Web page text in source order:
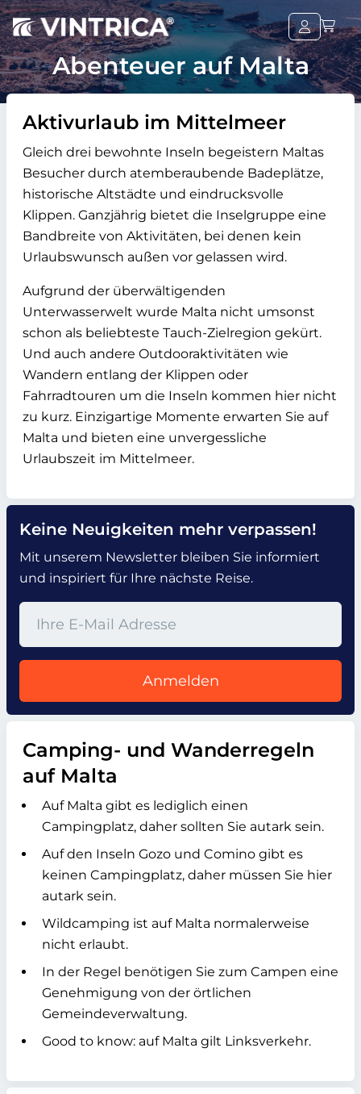
Abenteuer auf Malta
Aktivurlaub im Mittelmeer
Gleich drei bewohnte Inseln begeistern Maltas
Besucher durch atemberaubende Badeplätze,
historische Altstädte und eindrucksvolle
Klippen. Ganzjährig bietet die Inselgruppe eine
Bandbreite von Aktivitäten, bei denen kein
Urlaubswunsch außen vor gelassen wird.
Aufgrund der überwältigenden
Unterwasserwelt wurde Malta nicht umsonst
schon als beliebteste Tauch-Zielregion gekürt.
Und auch andere Outdooraktivitäten wie
Wandern entlang der Klippen oder
Fahrradtouren um die Inseln kommen hier nicht
zu kurz. Einzigartige Momente erwarten Sie auf
Malta und bieten eine unvergessliche
Urlaubszeit im Mittelmeer.
Keine Neuigkeiten mehr verpassen!
Mit unserem Newsletter bleiben Sie informiert
und inspiriert für Ihre nächste Reise.
Anmelden
Camping- und Wanderregeln
auf Malta
Auf Malta gibt es lediglich einen
Campingplatz, daher sollten Sie autark sein.
Auf den Inseln Gozo und Comino gibt es
keinen Campingplatz, daher müssen Sie hier
autark sein.
Wildcamping ist auf Malta normalerweise
nicht erlaubt.
In der Regel benötigen Sie zum Campen eine
Genehmigung von der örtlichen
Gemeindeverwaltung.
Good to know: auf Malta gilt Linksverkehr.